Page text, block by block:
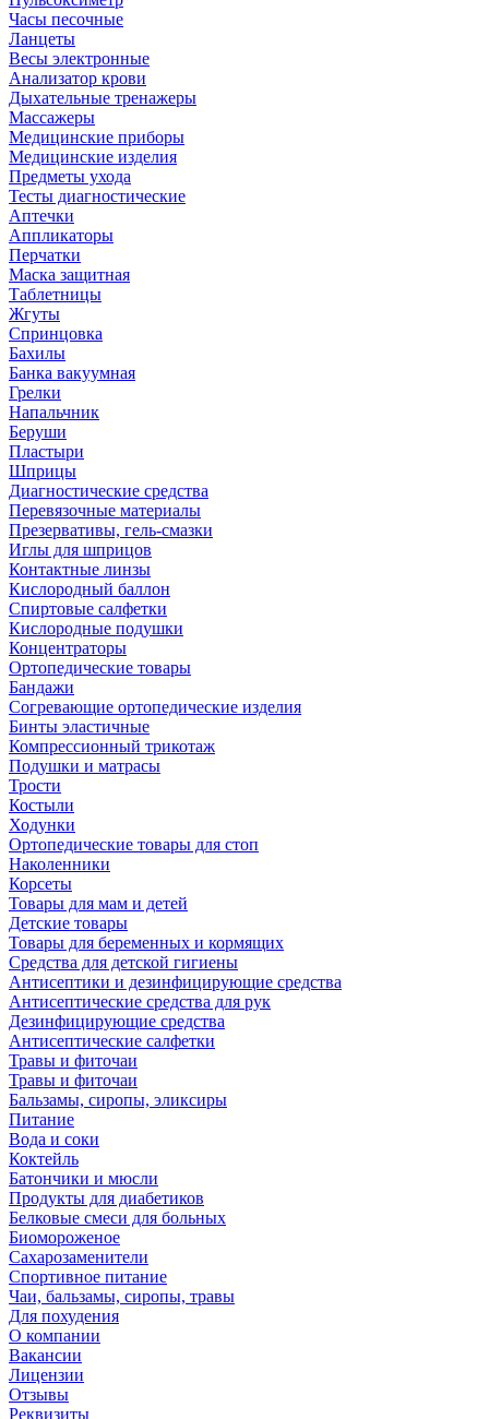
Часы песочные
Ланцеты
Весы электронные
Анализатор крови
Дыхательные тренажеры
Массажеры
Медицинские приборы
Медицинские изделия
Предметы ухода
Тесты диагностические
Аптечки
Аппликаторы
Перчатки
Маска защитная
Таблетницы
Жгуты
Спринцовка
Бахилы
Банка вакуумная
Грелки
Напальчник
Беруши
Пластыри
Шприцы
Диагностические средства
Перевязочные материалы
Презервативы, гель-смазки
Иглы для шприцов
Контактные линзы
Кислородный баллон
Спиртовые салфетки
Кислородные подушки
Концентраторы
Ортопедические товары
Бандажи
Согревающие ортопедические изделия
Бинты эластичные
Компрессионный трикотаж
Подушки и матрасы
Трости
Костыли
Ходунки
Ортопедические товары для стоп
Наколенники
Корсеты
Товары для мам и детей
Детские товары
Товары для беременных и кормящих
Средства для детской гигиены
Антисептики и дезинфицирующие средства
Антисептические средства для рук
Дезинфицирующие средства
Антисептические салфетки
Травы и фиточаи
Травы и фиточаи
Бальзамы, сиропы, эликсиры
Питание
Вода и соки
Коктейль
Батончики и мюсли
Продукты для диабетиков
Белковые смеси для больных
Биомороженое
Сахарозаменители
Спортивное питание
Чаи, бальзамы, сиропы, травы
Для похудения
О компании
Вакансии
Лицензии
Отзывы
Реквизиты